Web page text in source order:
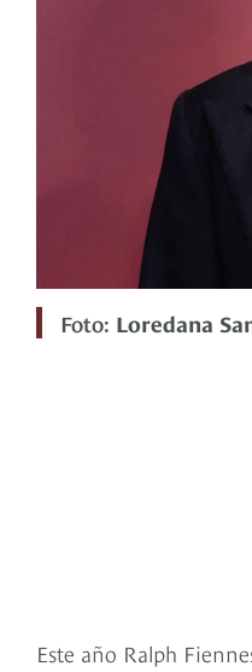
Foto: Loredana
Este año Ralph